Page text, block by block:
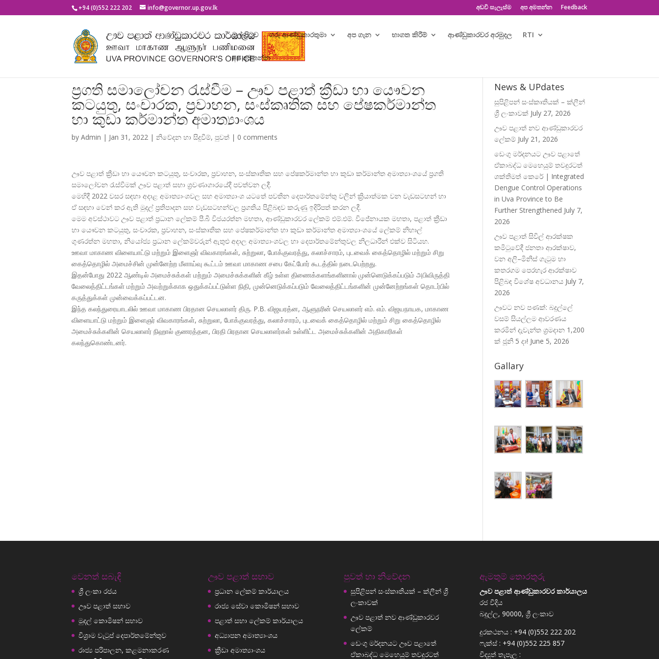
+94 (0)552 222 202 info@governor.up.gov.lk අඩවි සැලැස්ම අප අමතන්න Feedback
මුල් පිටුව ගරු ආණ්ඩුකාරතුමා අප ගැන භාගත කිරීම් ආණ්ඩුකාරවර අරමුදල RTI
අප අමතන්න
ප්‍රගති සමාලෝචන රැස්වීම – ඌව පළාත් ක්‍රීඩා හා යෞවන
කටයුතු, සංචාරක, ප්‍රවාහන, සංස්කෘතික සහ පේෂකර්මාන්ත
හා කුඩා කර්මාන්ත අමාත්‍යාංශය
byAdmin | Jan 31, 2022 |නිවේදන හා සිදුවීම්,පුවත් | 0 comments
ඌව පළාත් ක්රීඩා හා යෞවන කටයුතු, සංචාරක, ප්රවාහන, සංස්කෘතික සහ පේෂකර්මාන්ත හා කුඩා කර්මාන්ත අමාත්යාංශයේ ප්රගති
සමාලෝචන රැස්වීමක් ඌව පළාත් සභා ශ්රවණාගාරයේදී පවත්වන ලදී.
මෙහිදී 2022 වසර සඳහා අදාළ අමාත්යාංශවල සහ අමාත්යාංශ යටතේ පවතින දෙපාර්තමේන්තු වලින් ක්රියාත්මක වන වැඩසටහන් හා
ඒ සඳහා වෙන් කර ඇති මුදල් ප්රතිපාදන සහ වැඩසටහන්වල ප්රගතිය පිළිබඳව කරුණු ඉදිරිපත් කරන ලදී.
මෙම අවස්ථාවට ඌව පළාත් ප්රධාන ලේකම් පී.බී විජයරත්න මහතා, ආණ්ඩුකාරවර ලේකම් එම්.එම්. විජේනායක මහතා, පළාත් ක්රීඩා
හා යෞවන කටයුතු, සංචාරක, ප්රවාහන, සංස්කෘතික සහ පේෂකර්මාන්ත හා කුඩා කර්මාන්ත අමාත්යාංශයේ ලේකම් නිහාල්
ගුණරත්න මහතා, නියෝජ් ය ප්රධාන ලේකම්වරුන් ඇතුළු අදාල අමාත්යාංශවල හා දෙපාර්තමේන්තුවල නිලධාරීන් එක්ව සිටියහ.
ஊவா மாகாண விளையாட்டு மற்றும் இளைஞர் விவகாரங்கள், சுற்றுலா, போக்குவரத்து, கலாச்சாரம், புடவைக் கைத்தொழில் மற்றும் சிறு
கைத்தொழில் அமைச்சின் முன்னேற்ற மீளாய்வு கூட்டம் ஊவா மாகாண சபை கேட்போர் கூடத்தில் நடைபெற்றது.
இதன்போது 2022 ஆண்டில் அமைச்சுக்கள் மற்றும் அமைச்சுக்களின் கீழ் உள்ள திணைக்களங்களினால் முன்னெடுக்கப்படும் அபிவிருத்தி
வேலைத்திட்டங்கள் மற்றும் அவற்றுக்காக ஒதுக்கப்பட்டுள்ள நிதி, முன்னெடுக்கப்படும் வேலைத்திட்டங்களின் முன்னேற்றங்கள் தொடர்பில்
கருத்துக்கள் முன்வைக்கப்பட்டன.
இந்த கலந்துரையாடலில் ஊவா மாகாண பிரதான செயலாளர் திரு. P.B. விஜயரத்ன, ஆளுநரின் செயலாளர் எம். எம். விஜயநாயக, மாகாண
விளையாட்டு மற்றும் இளைஞர் விவகாரங்கள், சுற்றுலா, போக்குவரத்து, கலாச்சாரம், புடவைக் கைத்தொழில் மற்றும் சிறு கைத்தொழில்
அமைச்சுக்களின் செயலாளர் நிஹால் குணரத்தன, பிரதி பிரதான செயலாளர்கள் உள்ளிட்ட அமைச்சுக்களின் அதிகாரிகள்
கலந்துகொண்டனர்.
News & UPdates
සුපිළිපන් සංස්කෘතියක් – ක්ලීන්
ශ්‍රී ලංකාවක් July 27, 2026
ඌව පළාත් නව ආණ්ඩුකාරවර
ලේකම් July 21, 2026
ඩෙංගු මර්දනයට ඌව පළාතේ
ඒකාබද්ධ මෙහෙයුම් තවදුරටත්
ශක්තිමත් කෙරේ | Integrated
Dengue Control Operations
in Uva Province to Be
Further Strengthened July 7,
2026
ඌව පළාත් සිවිල් ආරක්ෂක
කමිටුවේදී ජනතා ආරක්ෂාව,
වන අලි–මිනිස් ගැටුම හා
කතරගම පෙරහැර ආරක්ෂාව
පිළිබඳ විශේෂ අවධානය July 7,
2026
ඌවට නව පණක්: බදුල්ලේ
වසම් සියල්ලම ආවරණය
කරමින් දැවැන්ත ශ්‍රමදාන 1,200
ක් ජූනි 5 දා! June 5, 2026
Gallary
වෙනත් සබැඳි
ශ්‍රී ලංකා රජය
ඌව පළාත් සභාව
මුදල් කොමිෂන් සභාව
විශ්‍රාම වැටුප් දෙපාර්තමේන්තුව
රාජ්‍ය පරිපාලන, කළමනාකරණ
ඌව පළාත් සභාව
ප්‍රධාන ලේකම් කාර්යාලය
රාජ්‍ය සේවා කොමිෂන් සභාව
පළාත් සභා ලේකම් කාර්යාලය
අධ්‍යාපන අමාත්‍යාංශය
ක්‍රීඩා අමාත්‍යාංශය
පුවත් හා නිවේදන
සුපිළිපන් සංස්කෘතියක් – ක්ලීන් ශ්‍රී
ලංකාවක්
ඌව පළාත් නව ආණ්ඩුකාරවර
ලේකම්
ඩෙංගු මර්දනයට ඌව පළාතේ
ඒකාබද්ධ මෙහෙයුම් තවදුරටත්
ඇමතුම් තොරතුරු
ඌව පළාත් ආණ්ඩුකාරවර කාර්යාලය
රජ වීදිය
බදුල්ල, 90000, ශ්‍රී ලංකාව
දුරකථනය : +94 (0)552 222 202
ෆැක්ස් : +94 (0)552 225 857
විද්‍යුත් තැපෑල :